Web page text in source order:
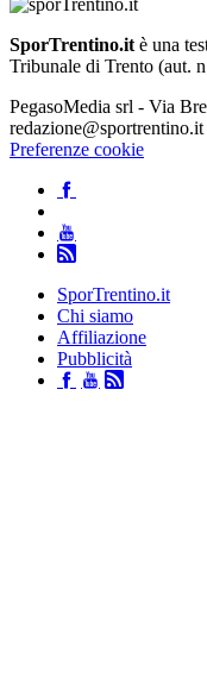
SporTrentino.it è una
Tribunale di Trento (aut.
PegasoMedia srl - Via
Preferenze cookie
SporTrentino.it
Chi siamo
Affiliazione
Pubblicità